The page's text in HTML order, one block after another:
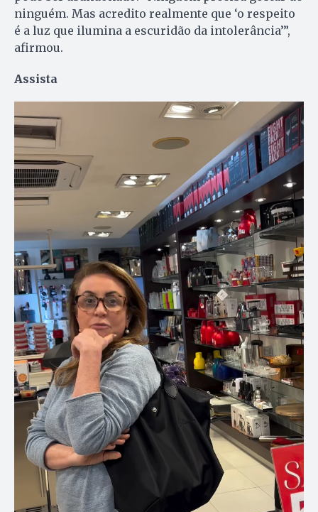
ninguém. Mas acredito realmente que ‘o respeito
é a luz que ilumina a escuridão da intolerância’”,
afirmou.
Assista